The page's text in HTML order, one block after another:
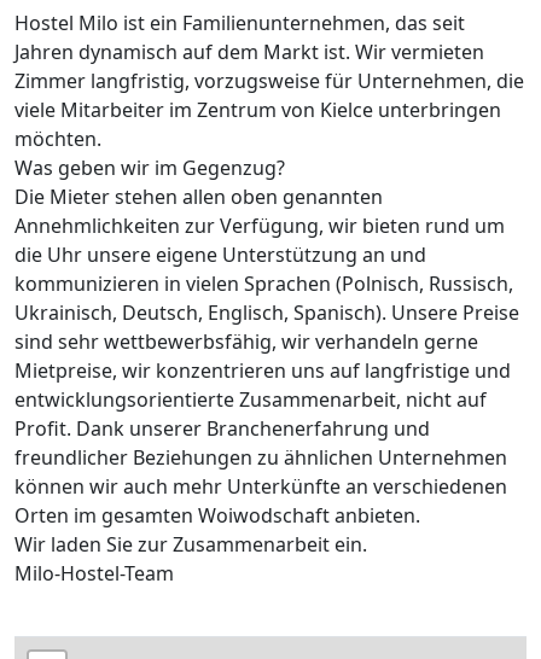
Hostel Milo ist ein Familienunternehmen, das seit
Jahren dynamisch auf dem Markt ist. Wir vermieten
Zimmer langfristig, vorzugsweise für Unternehmen, die
viele Mitarbeiter im Zentrum von Kielce unterbringen
möchten.
Was geben wir im Gegenzug?
Die Mieter stehen allen oben genannten
Annehmlichkeiten zur Verfügung, wir bieten rund um
die Uhr unsere eigene Unterstützung an und
kommunizieren in vielen Sprachen (Polnisch, Russisch,
Ukrainisch, Deutsch, Englisch, Spanisch). Unsere Preise
sind sehr wettbewerbsfähig, wir verhandeln gerne
Mietpreise, wir konzentrieren uns auf langfristige und
entwicklungsorientierte Zusammenarbeit, nicht auf
Profit. Dank unserer Branchenerfahrung und
freundlicher Beziehungen zu ähnlichen Unternehmen
können wir auch mehr Unterkünfte an verschiedenen
Orten im gesamten Woiwodschaft anbieten.
Wir laden Sie zur Zusammenarbeit ein.
Milo-Hostel-Team